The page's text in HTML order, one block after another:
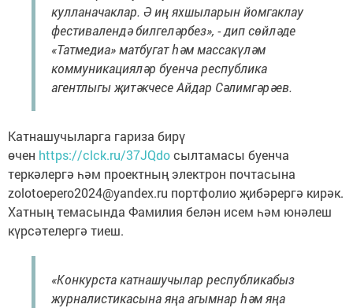
кулланачаклар. Ә иң яхшыларын йомгаклау
фестивалендә билгеләрбез», - дип сөйләде
«Татмедиа» матбугат һәм массакүләм
коммуникацияләр буенча республика
агентлыгы җитәкчесе Айдар Сәлимгәрәев.
Катнашучыларга гариза бирү
өчен https://clck.ru/37JQdoсылтамасы буенча
теркәлергә һәм проектның электрон почтасына
zolotoepero2024@yandex.ru портфолио җибәрергә кирәк.
Хатның темасында Фамилия белән исем һәм юнәлеш
күрсәтелергә тиеш.
«Конкурста катнашучылар республикабыз
журналистикасына яңа агымнар һәм яңа